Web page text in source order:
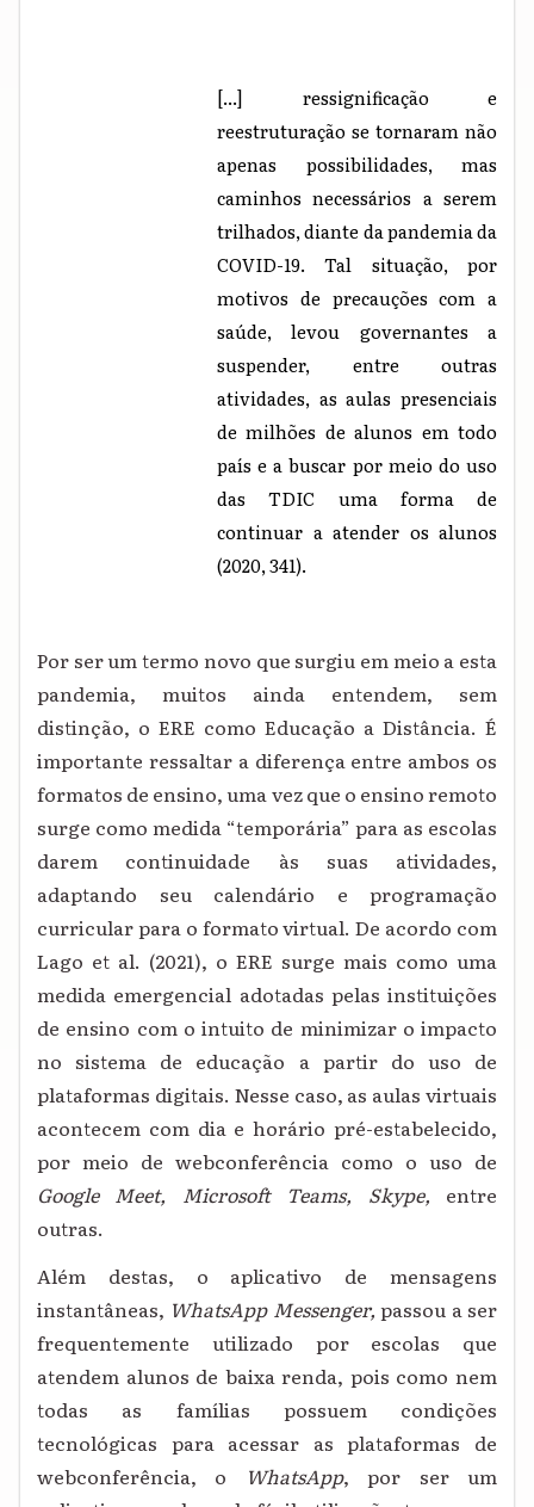
[...] ressignificação e
reestruturação se tornaram não
apenas possibilidades, mas
caminhos necessários a serem
trilhados, diante da pandemia da
COVID-19. Tal situação, por
motivos de precauções com a
saúde, levou governantes a
suspender, entre outras
atividades, as aulas presenciais
de milhões de alunos em todo
país e a buscar por meio do uso
das TDIC uma forma de
continuar a atender os alunos
(2020, 341).
Por ser um termo novo que surgiu em meio a esta
pandemia, muitos ainda entendem, sem
distinção, o ERE como Educação a Distância. É
importante ressaltar a diferença entre ambos os
formatos de ensino, uma vez que o ensino remoto
surge como medida “temporária” para as escolas
darem continuidade às suas atividades,
adaptando seu calendário e programação
curricular para o formato virtual. De acordo com
Lago et al. (2021), o ERE surge mais como uma
medida emergencial adotadas pelas instituições
de ensino com o intuito de minimizar o impacto
no sistema de educação a partir do uso de
plataformas digitais. Nesse caso, as aulas virtuais
acontecem com dia e horário pré-estabelecido,
por meio de webconferência como o uso de
Google Meet, Microsoft Teams, Skype, entre
outras.
Além destas, o aplicativo de mensagens
instantâneas, WhatsApp Messenger,passou a ser
frequentemente utilizado por escolas que
atendem alunos de baixa renda, pois como nem
todas as famílias possuem condições
tecnológicas para acessar as plataformas de
webconferência, o
WhatsApp, por ser um